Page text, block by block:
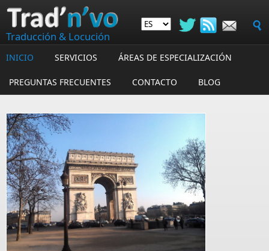
Skip to main content
Traducción & Locución
INICIO SERVICIOS ÁREAS DE ESPECIALIZACIÓN
PREGUNTAS FRECUENTES CONTACTO BLOG